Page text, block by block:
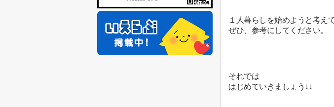
１人暮らしを始めようと考え
ぜひ、参考にしてください。
それでは
はじめていきましょう↓↓